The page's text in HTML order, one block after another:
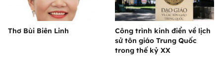
Thơ Bùi Biên Linh
Công trình kinh điển về lịch
sử tôn giáo Trung Quốc
trong thế kỷ XX